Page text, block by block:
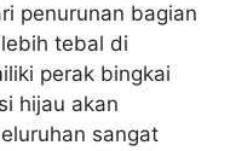
penurunan bagian
tebal di
perak bingkai
hijau akan
sangat